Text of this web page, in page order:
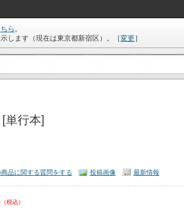
ら 。
します（現在は東京都新宿区 ）。 ［変更］
単行本]
商品に関する質問をする 投稿画像 最新情報
（税込）